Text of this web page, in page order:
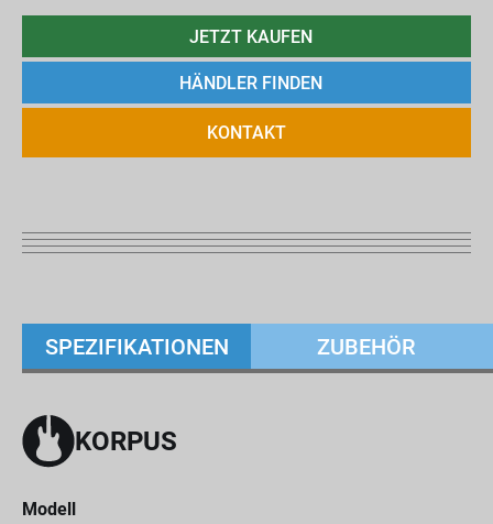
JETZT KAUFEN
HÄNDLER FINDEN
KONTAKT
SPEZIFIKATIONEN ZUBEHÖR
KORPUS
Modell